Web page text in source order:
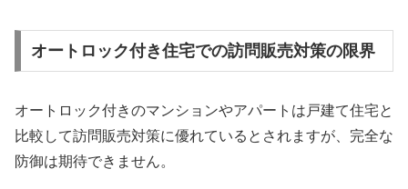
オートロック付き住宅での訪問販売対策の限界
オートロック付きのマンションやアパートは戸建て住宅と
比較して訪問販売対策に優れているとされますが、完全な
防御は期待できません。